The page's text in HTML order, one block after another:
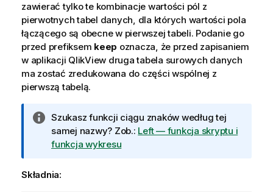
zawierać tylko te kombinacje wartości pól z
pierwotnych tabel danych, dla których wartości pola
łączącego są obecne w pierwszej tabeli. Podanie go
przed prefiksem keep oznacza, że przed zapisaniem
w aplikacji QlikView druga tabela surowych danych
ma zostać zredukowana do części wspólnej z
pierwszą tabelą.
I
n
f
r
Szukasz funkcji ciągu znaków według tej
samej nazwy? Zob.: Left — funkcja skryptu i
funkcja wykresu
Składnia: